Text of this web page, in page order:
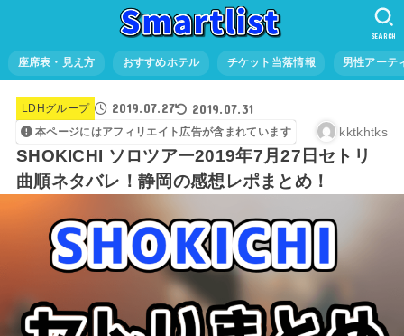
座席表・見え方 おすすめホテル チケット当落情報 男性アーテ
SEARCH
LDHグループ 2019.07.27 2019.07.31
本ページにはアフィリエイト広告が含まれています kktkhtks
SHOKICHI ソロツアー2019年7月27日セトリ
曲順ネタバレ！静岡の感想レポまとめ！